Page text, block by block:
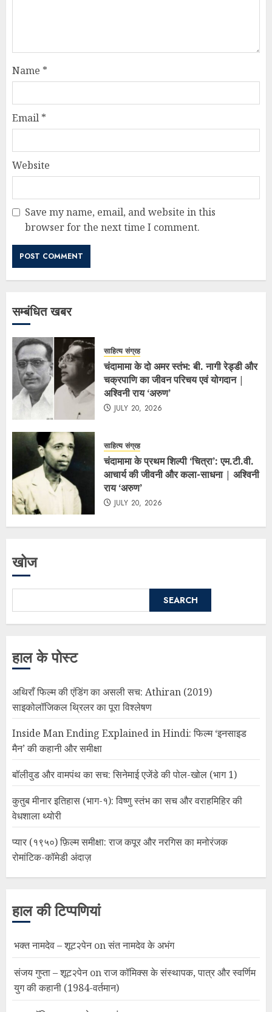
Name *
Email *
Website
Save my name, email, and website in this
browser for the next time I comment.
सम्बंधित खबर
साहित्य संग्रह
चंदामामा के दो अमर स्तंभ: बी. नागी रेड्डी और
चक्रपाणि का जीवन परिचय एवं योगदान |
अश्विनी राय ‘अरुण’
JULY 20, 2026
साहित्य संग्रह
चंदामामा के प्रथम शिल्पी ‘चित्रा’: एम.टी.वी.
आचार्य की जीवनी और कला-साधना | अश्विनी
राय ‘अरुण’
JULY 20, 2026
खोज
SEARCH
हाल के पोस्ट
अथिराँ फिल्म की एंडिंग का असली सच: Athiran (2019)
साइकोलॉजिकल थ्रिलर का पूरा विश्लेषण
Inside Man Ending Explained in Hindi: फिल्म ‘इनसाइड
मैन’ की कहानी और समीक्षा
बॉलीवुड और वामपंथ का सच: सिनेमाई एजेंडे की पोल-खोल (भाग 1)
कुतुब मीनार इतिहास (भाग-१): विष्णु स्तंभ का सच और वराहमिहिर की
वेधशाला थ्योरी
प्यार (१९५०) फ़िल्म समीक्षा: राज कपूर और नरगिस का मनोरंजक
रोमांटिक-कॉमेडी अंदाज़
हाल की टिप्पणियां
भक्त नामदेव – शूट२पेनonसंत नामदेव के अभंग
संजय गुप्ता – शूट२पेनonराज कॉमिक्स के संस्थापक, पात्र और स्वर्णिम
युग की कहानी (1984-वर्तमान)